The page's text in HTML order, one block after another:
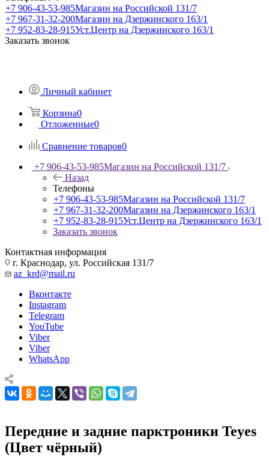
+7 906-43-53-985Магазин на Российской 131/7
+7 967-31-32-200Магазин на Дзержинского 163/1
+7 952-83-28-915Уст.Центр на Дзержинского 163/1
Заказать звонок
Личный кабинет
Корзина0
Отложенные0
Сравнение товаров0
+7 906-43-53-985Магазин на Российской 131/7
Назад
Телефоны
+7 906-43-53-985Магазин на Российской 131/7
+7 967-31-32-200Магазин на Дзержинского 163/1
+7 952-83-28-915Уст.Центр на Дзержинского 163/1
Заказать звонок
Контактная информация
г. Краснодар, ул. Российская 131/7
az_krd@mail.ru
Вконтакте
Instagram
Telegram
YouTube
Viber
Viber
WhatsApp
Передние и задние парктроники Teyes
(Цвет чёрный)